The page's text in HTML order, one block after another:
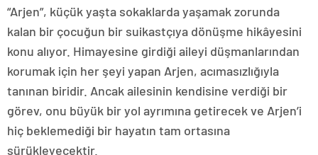
“Arjen”, küçük yaşta sokaklarda yaşamak zorunda
kalan bir çocuğun bir suikastçıya dönüşme hikâyesini
konu alıyor. Himayesine girdiği aileyi düşmanlarından
korumak için her şeyi yapan Arjen, acımasızlığıyla
tanınan biridir. Ancak ailesinin kendisine verdiği bir
görev, onu büyük bir yol ayrımına getirecek ve Arjen’i
hiç beklemediği bir hayatın tam ortasına
sürükleyecektir.